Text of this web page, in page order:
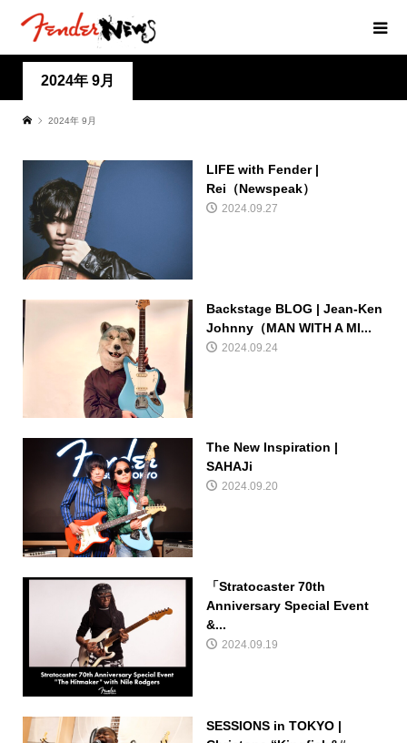
2024年 9月
2024年 9月
LIFE with Fender |
Rei（Newspeak）
2024.09.27
Backstage BLOG | Jean-Ken
Johnny（MAN WITH A MI...
2024.09.24
The New Inspiration |
SAHAJi
2024.09.20
「Stratocaster 70th
Anniversary Special Event
&...
2024.09.19
SESSIONS in TOKYO |